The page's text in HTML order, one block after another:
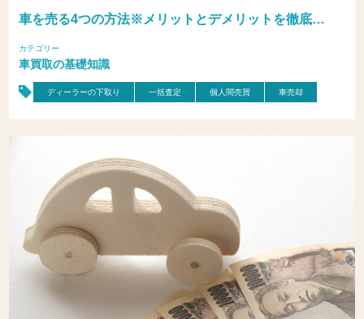
車を売る4つの方法※メリットとデメリットを徹底…
カテゴリー
車買取の基礎知識
ディーラーの下取り 一括査定 個人間売買 車売却